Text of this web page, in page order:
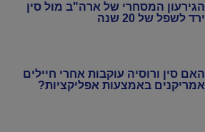
הגירעון המסחרי של ארה"ב מול סין
ירד לשפל של 20 שנה
האם סין ורוסיה עוקבות אחרי חיילים
אמריקנים באמצעות אפליקציות?